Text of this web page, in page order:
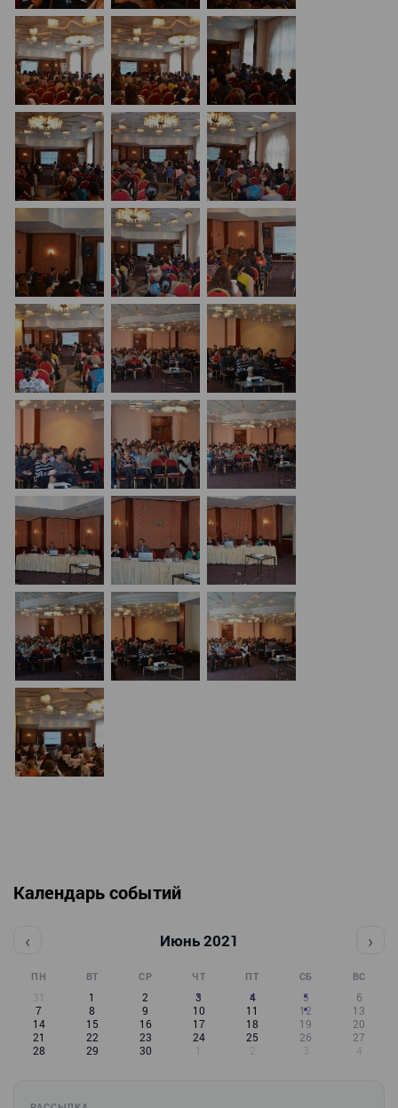
Календарь событий
‹ Июнь 2021 ›
ПН ВТ СР ЧТ ПТ СБ ВС
31 1 2 3 4 5
6
7
8 9 10 11 12
13
14
15 16 17 18 19
20
21
22 23 24 25 26
27
28
29 30 1 2 3 4